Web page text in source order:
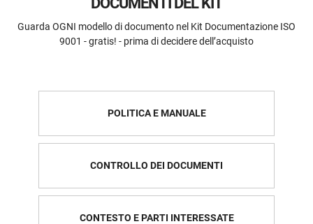
Guarda OGNI modello di documento nel Kit Documentazione ISO
9001 - gratis! - prima di decidere dell’acquisto
POLITICA E MANUALE
CONTROLLO DEI DOCUMENTI
CONTESTO E PARTI INTERESSATE